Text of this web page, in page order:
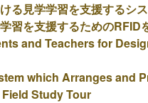
る見学学習を支援するシ
習を支援するための
and Teachers for
which Arranges and
Study Tour